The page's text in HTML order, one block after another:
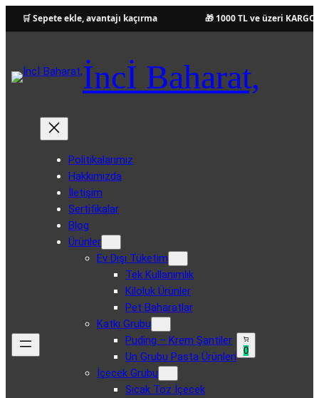
🛒 Sepete ekle, avantajı kaçırma 🎁 1000 TL ve üzeri KARGO
İncİ Baharat,
Politikalarımız
Hakkımızda
İletişim
Sertifikalar
Blog
Ürünler
Ev Dışı Tüketim
Tek Kullanımlık
Kiloluk Ürünler
Pet Baharatlar
Katkı Grubu
Puding – Krem Şantiler
Un Grubu Pasta Ürünleri
İçecek Grubu
Sıcak Toz İçecek
0